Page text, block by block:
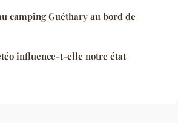
camping Guéthary au bord de
influence-t-elle notre état